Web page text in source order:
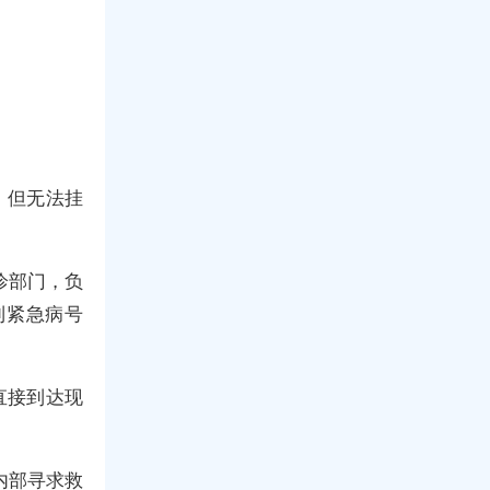
但无法挂
部门，负
紧急病号
接到达现
部寻求救